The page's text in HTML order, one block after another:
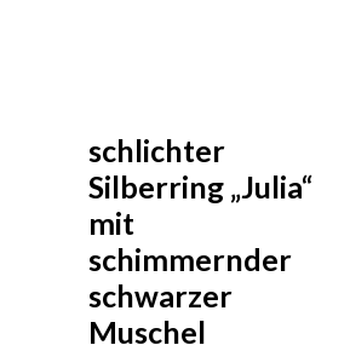
schlichter
Silberring „Julia“
mit
schimmernder
schwarzer
Muschel